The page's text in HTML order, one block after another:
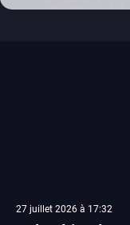
27 juillet 2026 à 17:32